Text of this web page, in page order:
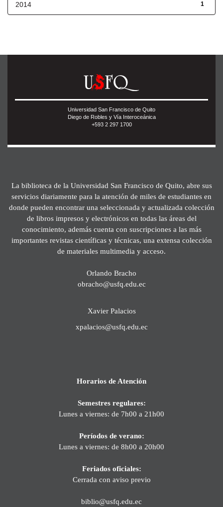
1
2014
Universidad San Francisco de Quito
Diego de Robles y Vía Interoceánica
+593 2 297 1700
La biblioteca de la Universidad San Francisco de Quito, abre sus
servicios diariamente para la atención de miles de estudiantes en
donde pueden encontrar una seleccionada y actualizada colección
de libros impresos y electrónicos en todas las áreas del
conocimiento, además cuenta con suscripciones a las más
importantes revistas científicas y técnicas, una extensa colección
de materiales multimedia y acceso.
Orlando Bracho
obracho@usfq.edu.ec
Xavier Palacios
xpalacios@usfq.edu.ec
Horarios de Atención
Semestres regulares:
Lunes a viernes: de 7h00 a 21h00
Períodos de verano:
Lunes a viernes: de 8h00 a 20h00
Feriados oficiales:
Cerrada con aviso previo
biblio@usfq.edu.ec